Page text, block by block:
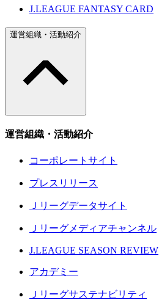
J.LEAGUE FANTASY CARD
運営組織・活動紹介
運営組織・活動紹介
コーポレートサイト
プレスリリース
Ｊリーグデータサイト
Ｊリーグメディアチャンネル
J.LEAGUE SEASON REVIEW
アカデミー
Ｊリーグサステナビリティ